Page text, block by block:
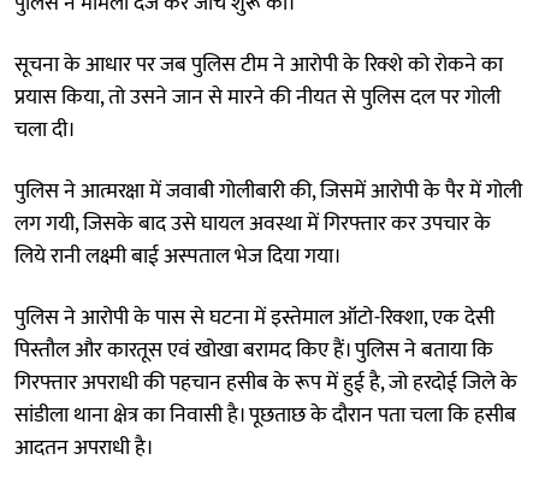
सूचना के आधार पर जब पुलिस टीम ने आरोपी के रिक्शे को रोकने का
प्रयास किया, तो उसने जान से मारने की नीयत से पुलिस दल पर गोली
चला दी।
पुलिस ने आत्मरक्षा में जवाबी गोलीबारी की, जिसमें आरोपी के पैर में गोली
लग गयी, जिसके बाद उसे घायल अवस्था में गिरफ्तार कर उपचार के
लिये रानी लक्ष्मी बाई अस्पताल भेज दिया गया।
पुलिस ने आरोपी के पास से घटना में इस्तेमाल ऑटो-रिक्शा, एक देसी
पिस्तौल और कारतूस एवं खोखा बरामद किए हैं। पुलिस ने बताया कि
गिरफ्तार अपराधी की पहचान हसीब के रूप में हुई है, जो हरदोई जिले के
सांडीला थाना क्षेत्र का निवासी है। पूछताछ के दौरान पता चला कि हसीब
आदतन अपराधी है।